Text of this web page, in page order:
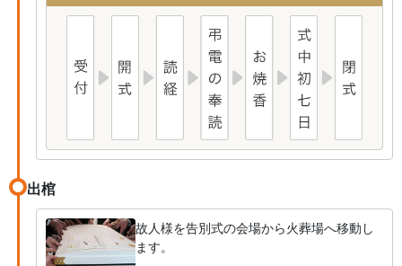
出棺
故人様を告別式の会場から火葬場へ移動し
ます。